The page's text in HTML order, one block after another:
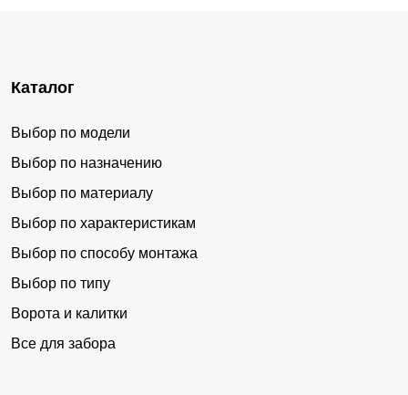
Каталог
Выбор по модели
Выбор по назначению
Выбор по материалу
Выбор по характеристикам
Выбор по способу монтажа
Выбор по типу
Ворота и калитки
Все для забора